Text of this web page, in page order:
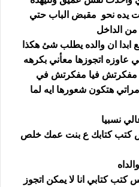
يده نحو مقبض الباب حتي
الداخل
ابدا ان والده يطلب شئ هكذا
عاوزه اتجوزها معأني بكرهه
مفكرتش فيا مفكرتش في
هتكون شعورها ايه لما
نسبيا
كتب كتابك ع بنت عمك خلص
كتب كتابي انا لا يمكن اتجوز